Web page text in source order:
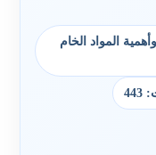
المواد الخام